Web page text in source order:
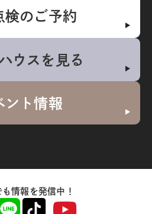
検のご予約
ウスを見る
ント情報
情報を発信中！